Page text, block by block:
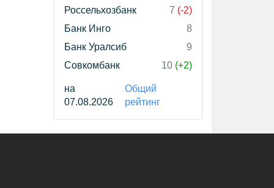
Россельхозбанк
7 (-2)
Банк Инго
8
Банк Уралсиб
9
Совкомбанк
10 (+2)
на
07.08.2026
Общий
рейтинг